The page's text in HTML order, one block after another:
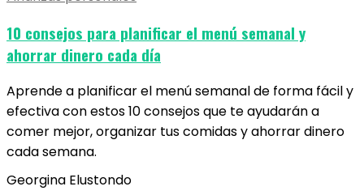
10 consejos para planificar el menú semanal y
ahorrar dinero cada día
Aprende a planificar el menú semanal de forma fácil y
efectiva con estos 10 consejos que te ayudarán a
comer mejor, organizar tus comidas y ahorrar dinero
cada semana.
Georgina Elustondo